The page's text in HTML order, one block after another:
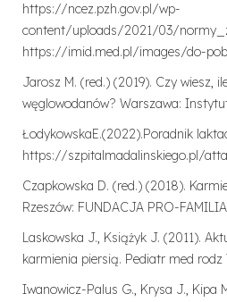
https://ncez.pzh.gov.pl/wp-
content/uploads/2021/03/normy
https://imid.med.pl/images/do-
Jarosz M. (red.) (2019). Czy wiesz,
węglowodanów? Warszawa:
ŁodykowskaE.(2022).Poradnik
https://szpitalmadalinskiego.pl/
Czapkowska D. (red.) (2018).
Rzeszów: FUNDACJA PRO-FAMILIA
Laskowska J., Książyk J. (2011).
karmienia piersią. Pediatr med rodz
Iwanowicz-Palus G., Krysa J., Kipa